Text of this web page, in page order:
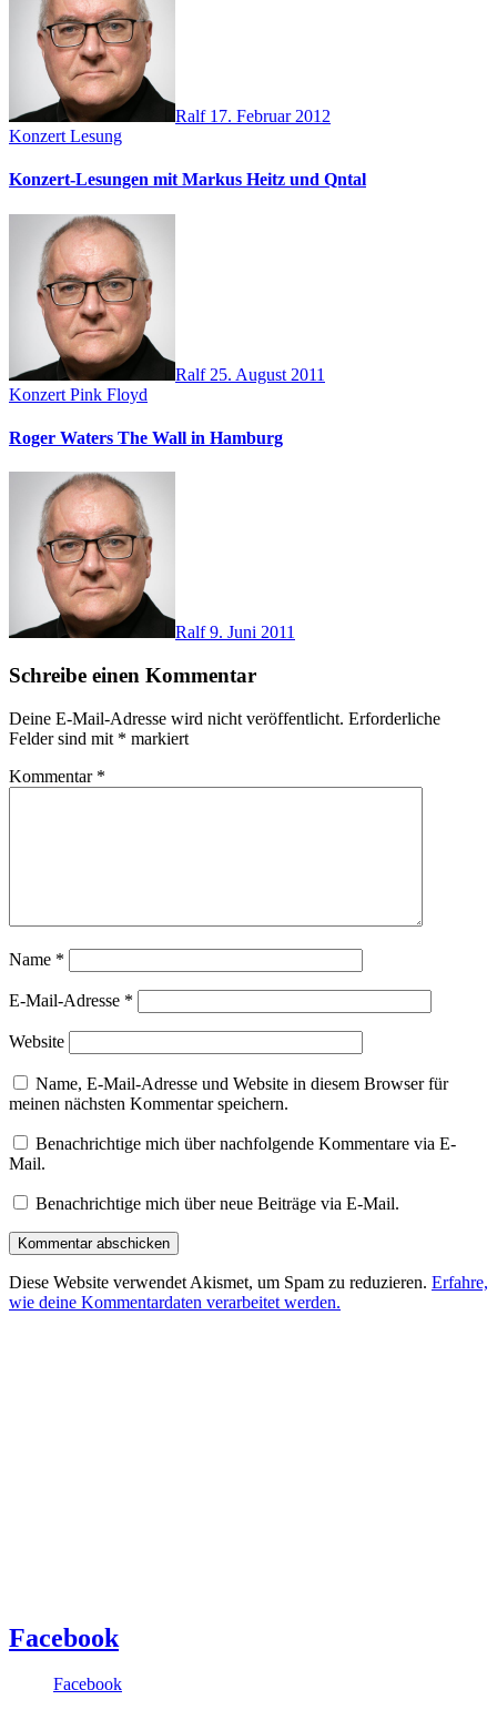
Ralf 17. Februar 2012
Konzert Lesung
Konzert-Lesungen mit Markus Heitz und Qntal
Ralf 25. August 2011
Konzert Pink Floyd
Roger Waters The Wall in Hamburg
Ralf9. Juni 2011
Schreibe einen Kommentar
Deine E-Mail-Adresse wird nicht veröffentlicht. Erforderliche
Felder sind mit * markiert
Kommentar *
Name *
E-Mail-Adresse *
Website
Name, E-Mail-Adresse und Website in diesem Browser für
meinen nächsten Kommentar speichern.
Benachrichtige mich über nachfolgende Kommentare via E-
Mail.
Benachrichtige mich über neue Beiträge via E-Mail.
Diese Website verwendet Akismet, um Spam zu reduzieren. Erfahre,
wie deine Kommentardaten verarbeitet werden.
Facebook
Facebook